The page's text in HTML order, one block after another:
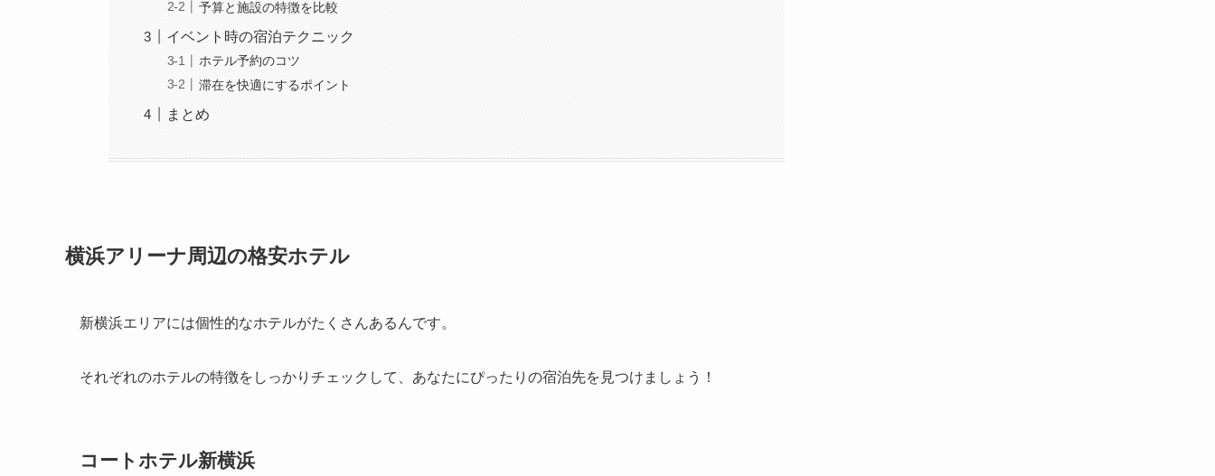
予算と施設の特徴を比較
イベント時の宿泊テクニック
ホテル予約のコツ
滞在を快適にするポイント
まとめ
横浜アリーナ周辺の格安ホテル
新横浜エリアには個性的なホテルがたくさんあるんです。
それぞれのホテルの特徴をしっかりチェックして、あなたにぴったりの宿泊先を見つけましょう！
コートホテル新横浜